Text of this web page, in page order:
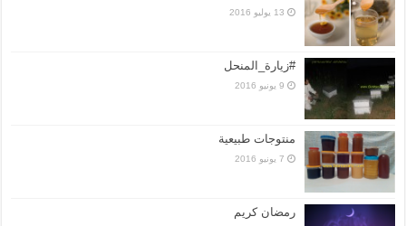
13 يوليو 2016
#زيارة_المنحل
9 يونيو 2016
منتوجات طبيعية
7 يونيو 2016
رمضان كريم